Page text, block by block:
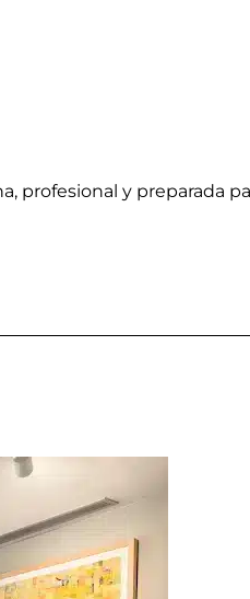
y preparada